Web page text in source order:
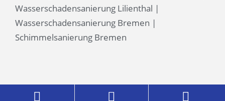
Wasserschadensanierung Lilienthal |
Wasserschadensanierung Bremen |
Schimmelsanierung Bremen